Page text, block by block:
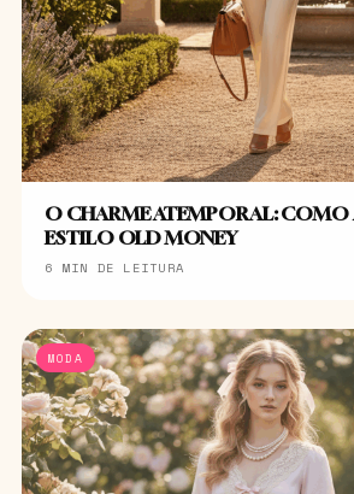
O CHARME ATEMPORAL:
ESTILO OLD MONEY
6 MIN DE LEITURA
MODA